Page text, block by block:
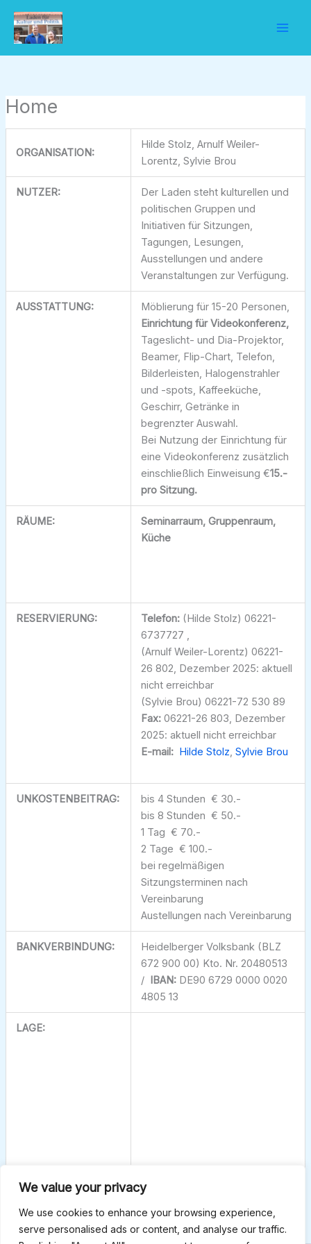
We value your privacy
We use cookies to enhance your browsing experience,
serve personalised ads or content, and analyse our traffic.
Inhalt
springen
Home
ORGANISATION:
Hilde Stolz, Arnulf Weiler-
Lorentz, Sylvie Brou
NUTZER:
Der Laden steht kulturellen und
politischen Gruppen und
Initiativen für Sitzungen,
Tagungen, Lesungen,
Ausstellungen und andere
Veranstaltungen zur Verfügung.
AUSSTATTUNG:
Möblierung für 15-20 Personen,
Einrichtung für Videokonferenz,
Tageslicht- und Dia-Projektor,
Beamer, Flip-Chart, Telefon,
Bilderleisten, Halogenstrahler
und -spots, Kaffeeküche,
Geschirr, Getränke in
begrenzter Auswahl.
Bei Nutzung der Einrichtung für
eine Videokonferenz zusätzlich
einschließlich Einweisung €15.-
pro Sitzung.
RÄUME:
Seminarraum, Gruppenraum,
Küche
RESERVIERUNG: Telefon: (Hilde Stolz) 06221-
6737727 ,
(Arnulf Weiler-Lorentz) 06221-
26 802, Dezember 2025: aktuell
nicht erreichbar
(Sylvie Brou) 06221-72 530 89
Fax: 06221-26 803, Dezember
2025: aktuell nicht erreichbar
E-mail: Hilde Stolz,Sylvie Brou
UNKOSTENBEITRAG:
bis 4 Stunden € 30.-
bis 8 Stunden € 50.-
1 Tag € 70.-
2 Tage € 100.-
bei regelmäßigen
Sitzungsterminen nach
Vereinbarung
Austellungen nach Vereinbarung
BANKVERBINDUNG:
Heidelberger Volksbank (BLZ
672 900 00) Kto. Nr. 20480513
/ IBAN: DE90 6729 0000 0020
4805 13
LAGE: